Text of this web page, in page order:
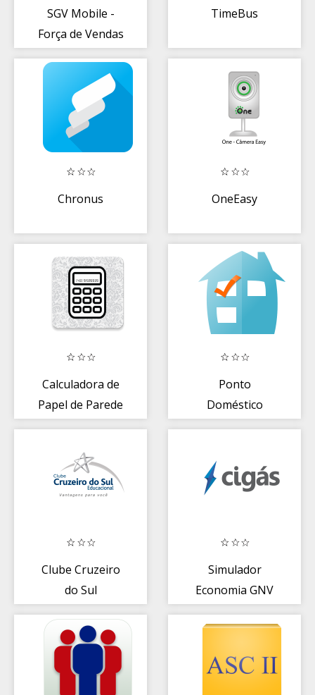
SGV Mobile -
Força de Vendas
TimeBus
Chronus OneEasy
Calculadora de
Papel de Parede
Ponto
Doméstico
Clube Cruzeiro
do Sul
Simulador
Economia GNV